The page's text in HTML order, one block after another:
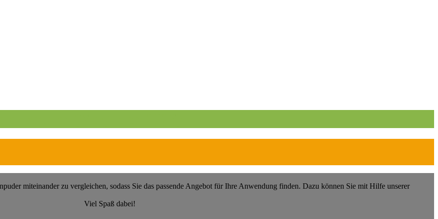
miteinander zu vergleichen, sodass Sie das passende Angebot für Ihre Anwendung finden. Dazu können Sie mit Hilfe unserer
Viel Spaß dabei!